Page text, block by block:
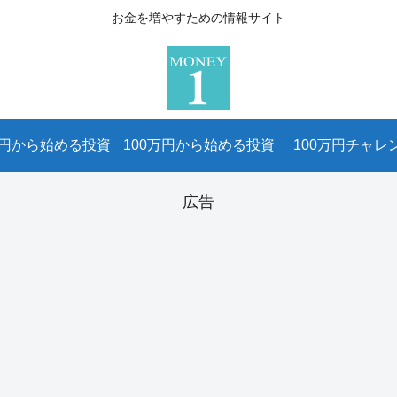
お金を増やすための情報サイト
から始める投資 100万円から始める投資 100万円チャレ
広告